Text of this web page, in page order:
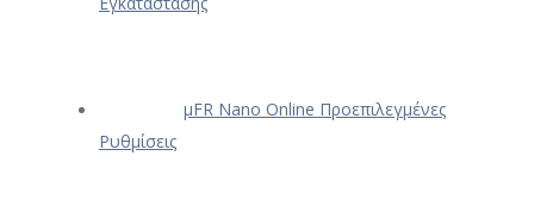
μFR Nano Online Προεπιλεγμένες
Ρυθμίσεις